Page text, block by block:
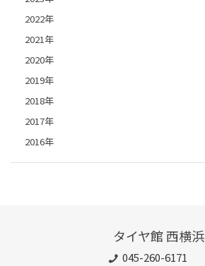
2022年
2021年
2020年
2019年
2018年
2017年
2016年
タイヤ館 西横浜
045-260-6171